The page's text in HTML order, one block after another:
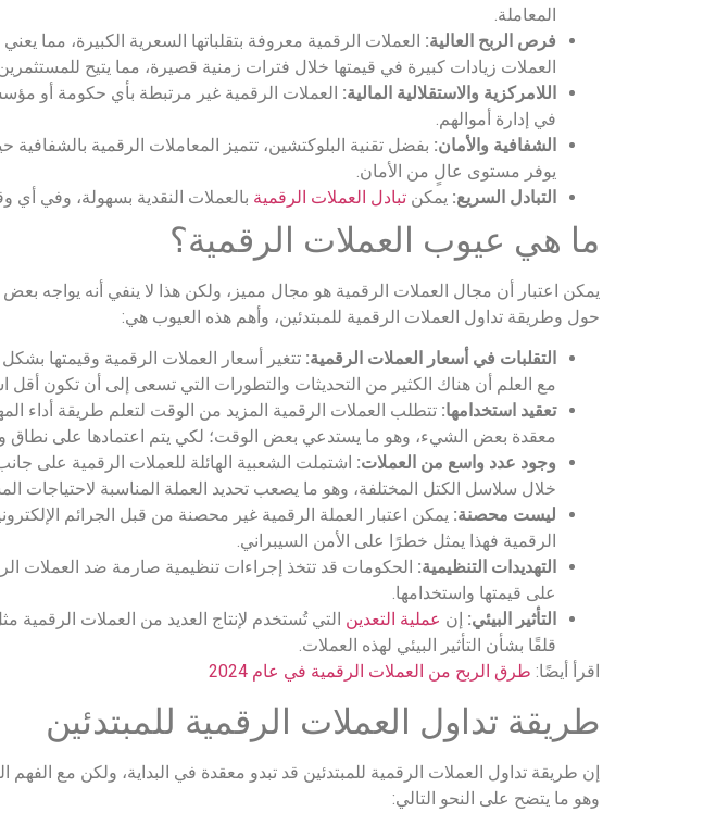
المعاملة.
فرص الربح العالية: العملات الرقمية معروفة بتقلباتها السعرية الكبيرة، مما
العملات زيادات كبيرة في قيمتها خلال فترات زمنية قصيرة، مما يتيح
اللامركزية والاستقلالية المالية: العملات الرقمية غير مرتبطة بأي حكومة أو
في إدارة أموالهم.
الشفافية والأمان: بفضل تقنية البلوكتشين، تتميز المعاملات الرقمية
يوفر مستوى عالٍ من الأمان.
التبادل السريع: يمكن تبادل العملات الرقمية بالعملات النقدية بسهولة، وفي
ما هي عيوب العملات الرقمية؟
يمكن اعتبار أن مجال العملات الرقمية هو مجال مميز، ولكن هذا لا ينفي أنه يواجه
حول وطريقة تداول العملات الرقمية للمبتدئين، وأهم هذه العيوب هي:
التقلبات في أسعار العملات الرقمية: تتغير أسعار العملات الرقمية وقيمتها
مع العلم أن هناك الكثير من التحديثات والتطورات التي تسعى إلى أن تكون أقل
تعقيد استخدامها: تتطلب العملات الرقمية المزيد من الوقت لتعلم طريقة أداء
معقدة بعض الشيء، وهو ما يستدعي بعض الوقت؛ لكي يتم اعتمادها على نطاق
وجود عدد واسع من العملات: اشتملت الشعبية الهائلة للعملات الرقمية على
خلال سلاسل الكتل المختلفة، وهو ما يصعب تحديد العملة المناسبة لاحتياجات
ليست محصنة: يمكن اعتبار العملة الرقمية غير محصنة من قبل الجرائم
الرقمية فهذا يمثل خطرًا على الأمن السيبراني.
التهديدات التنظيمية: الحكومات قد تتخذ إجراءات تنظيمية صارمة ضد العملات
على قيمتها واستخدامها.
التأثير البيئي: إن عملية التعدين التي تُستخدم لإنتاج العديد من العملات الرقمية
قلقًا بشأن التأثير البيئي لهذه العملات.
اقرأ أيضًا: طرق الربح من العملات الرقمية في عام 2024
طريقة تداول العملات الرقمية للمبتدئين
إن طريقة تداول العملات الرقمية للمبتدئين قد تبدو معقدة في البداية، ولكن مع
وهو ما يتضح على النحو التالي: